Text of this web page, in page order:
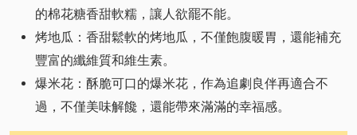
的棉花糖香甜軟糯，讓人欲罷不能。
烤地瓜：香甜鬆軟的烤地瓜，不僅飽腹暖胃，還能補充
豐富的纖維質和維生素。
爆米花：酥脆可口的爆米花，作為追劇良伴再適合不
過，不僅美味解饞，還能帶來滿滿的幸福感。